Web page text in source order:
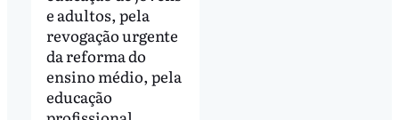
e adultos, pela
revogação urgente
da reforma do
ensino médio, pela
educação